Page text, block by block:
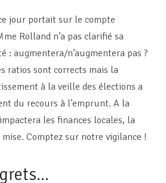
jour portait sur le compte
Rolland n’a pas clarifié sa
: augmentera/n’augmentera pas ?
ratios sont corrects mais la
à la veille des élections a
du recours à l’emprunt. A la
les finances locales, la
Comptez sur notre vigilance !